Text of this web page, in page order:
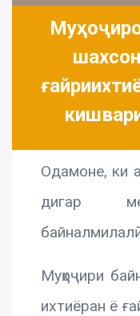
Одамоне, ки
дигар
Муҳоҷири
ихтиёран ё